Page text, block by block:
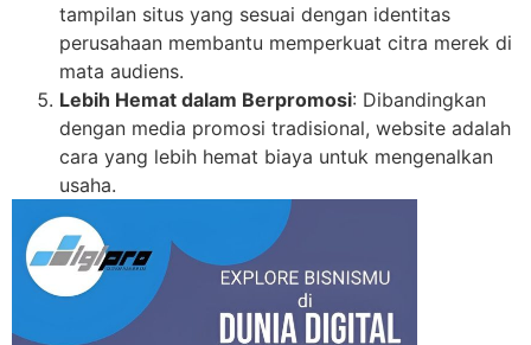
tampilan situs yang sesuai dengan identitas
perusahaan membantu memperkuat citra merek di
mata audiens.
Lebih Hemat dalam Berpromosi: Dibandingkan
dengan media promosi tradisional, website adalah
cara yang lebih hemat biaya untuk mengenalkan
usaha.